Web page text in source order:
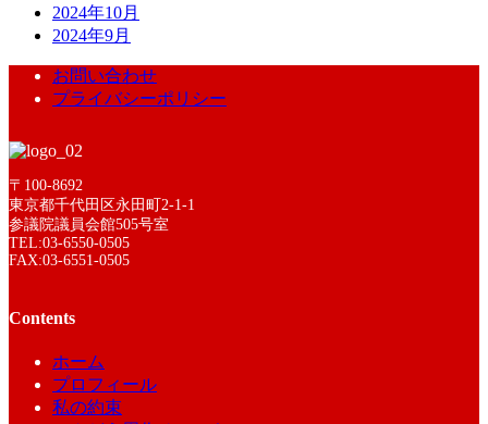
2024年10月
2024年9月
お問い合わせ
プライバシーポリシー
〒100-8692
東京都千代田区永田町2-1-1
参議院議員会館505号室
TEL:03-6550-0505
FAX:03-6551-0505
Contents
ホーム
プロフィール
私の約束